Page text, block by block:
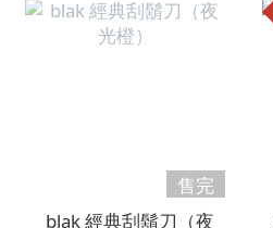
售完
blak 經典刮鬍刀（夜